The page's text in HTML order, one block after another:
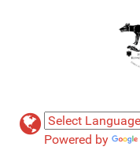
Powered by